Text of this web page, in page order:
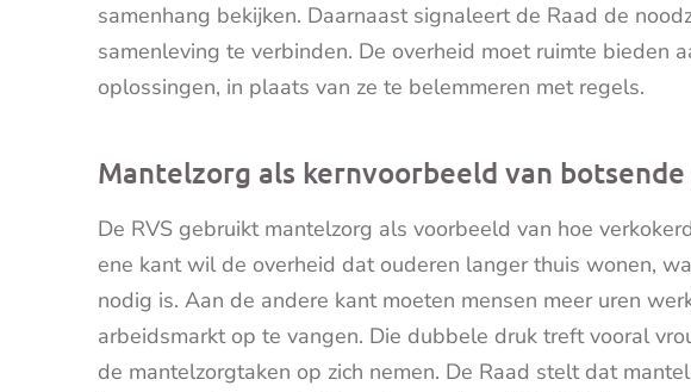
samenhang bekijken. Daarnaast signaleert de Raad de
samenleving te verbinden. De overheid moet ruimte bieden
oplossingen, in plaats van ze te belemmeren met regels.
Mantelzorg als kernvoorbeeld van
De RVS gebruikt mantelzorg als voorbeeld van hoe
ene kant wil de overheid dat ouderen langer thuis wonen,
nodig is. Aan de andere kant moeten mensen meer uren
arbeidsmarkt op te vangen. Die dubbele druk treft vooral
de mantelzorgtaken op zich nemen. De Raad stelt dat